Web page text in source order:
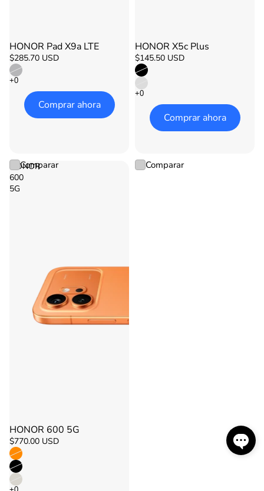
Agotado
HONOR Pad X9a LTE
$285.70 USD
Comprar ahora
Comparar
Agotado
HONOR X5c Plus
$145.50 USD
Comprar ahora
Comparar
HONOR
600
5G
Agotado
HONOR 600 5G
$770.00 USD